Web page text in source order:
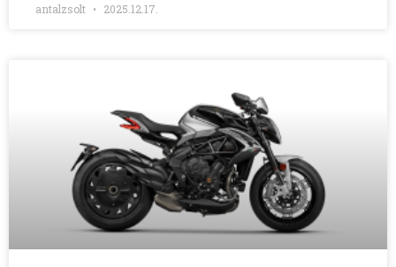
antalzsolt 2025.12.17.